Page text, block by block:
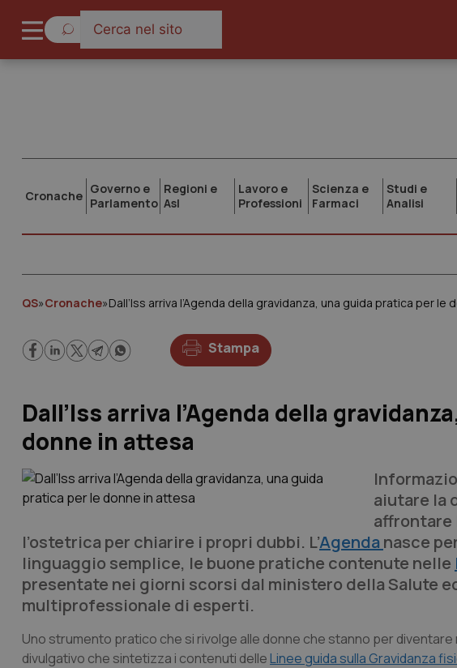
Cronache Governo e
Parlamento
Regioni e
Asl
Lavoro e
Professioni
Scienza e
Farmaci
Studi e
Analisi
QS»Cronache»Dall’Iss arriva l’Agenda della gravidanza, una guida pratica per le
Stampa
Dall’Iss arriva l’Agenda della
donne in attesa
aiutare la
affrontare
l’ostetrica per chiarire i propri dubbi. L’Agendanasce
linguaggio semplice, le buone pratiche contenute nelle
presentate nei giorni scorsi dal ministero della Salute
multiprofessionale di esperti.
Uno strumento pratico che si rivolge alle donne che stanno per diventare
divulgativo che sintetizza i contenuti delleLinee guida sulla Gravidanza